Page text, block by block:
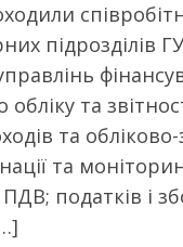
підрозділів
обліку та
та обліково-
та
податків і